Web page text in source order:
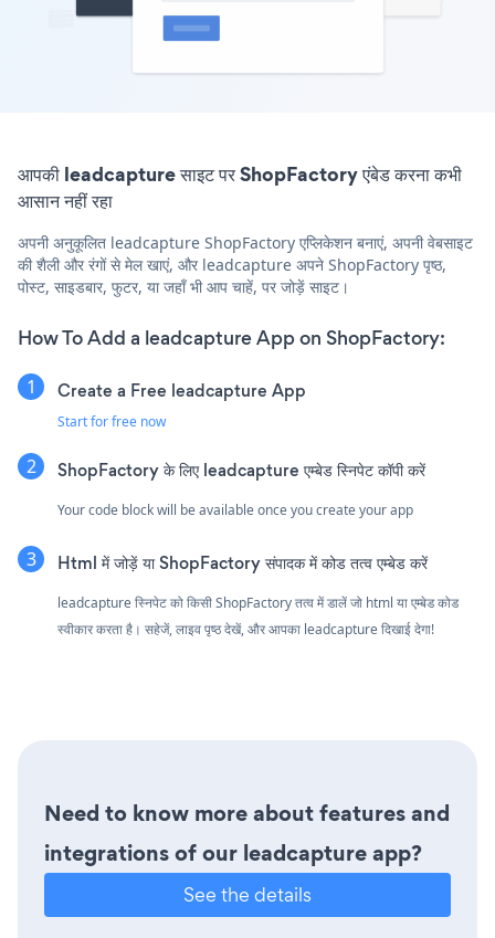
आपकी leadcapture साइट पर ShopFactory एंबेड करना कभी
आसान नहीं रहा
अपनी अनुकूलित leadcapture ShopFactory एप्लिकेशन बनाएं, अपनी वेबसाइट
की शैली और रंगों से मेल खाएं, और leadcapture अपने ShopFactory पृष्ठ,
पोस्ट, साइडबार, फुटर, या जहाँ भी आप चाहें, पर जोड़ें साइट।
How To Add a leadcapture App on ShopFactory:
Create a Free leadcapture App
Start for free now
ShopFactory के लिए leadcapture एम्बेड स्निपेट कॉपी करें
Your code block will be available once you create your app
Html में जोड़ें या ShopFactory संपादक में कोड तत्व एम्बेड करें
leadcapture स्निपेट को किसी ShopFactory तत्व में डालें जो html या एम्बेड कोड
स्वीकार करता है। सहेजें, लाइव पृष्ठ देखें, और आपका leadcapture दिखाई देगा!
Need to know more about features and
integrations of our leadcapture app?
See the details